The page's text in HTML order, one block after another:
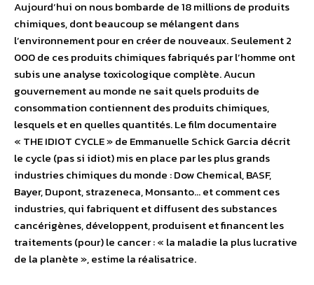
Aujourd’hui on nous bombarde de 18 millions de produits
chimiques, dont beaucoup se mélangent dans
l’environnement pour en créer de nouveaux. Seulement 2
000 de ces produits chimiques fabriqués par l’homme ont
subis une analyse toxicologique complète. Aucun
gouvernement au monde ne sait quels produits de
consommation contiennent des produits chimiques,
lesquels et en quelles quantités. Le film documentaire
« THE IDIOT CYCLE » de Emmanuelle Schick Garcia décrit
le cycle (pas si idiot) mis en place par les plus grands
industries chimiques du monde : Dow Chemical, BASF,
Bayer, Dupont, strazeneca, Monsanto… et comment ces
industries, qui fabriquent et diffusent des substances
cancérigènes, développent, produisent et financent les
traitements (pour) le cancer : « la maladie la plus lucrative
de la planète », estime la réalisatrice.